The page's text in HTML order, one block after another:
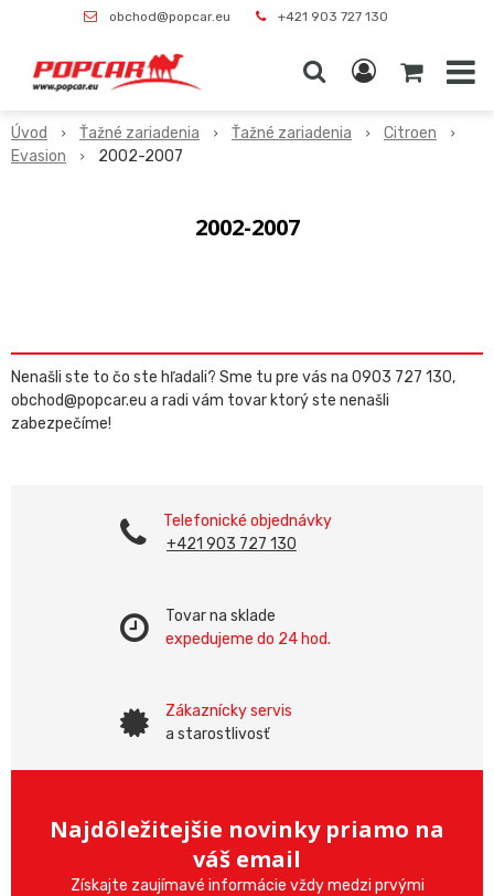
obchod@popcar.eu +421 903 727 130
Úvod Ťažné zariadenia Ťažné zariadenia
Citroen
Evasion
2002-2007
2002-2007
Nenašli ste to čo ste hľadali? Sme tu pre vás na 0903 727 130,
obchod@popcar.eu a radi vám tovar ktorý ste nenašli
zabezpečíme!
Telefonické objednávky
+421 903 727 130
Tovar na sklade
expedujeme do 24 hod.
Zákaznícky servis
a starostlivosť
Najdôležitejšie novinky priamo na
váš email
Získajte zaujímavé informácie vždy medzi prvými